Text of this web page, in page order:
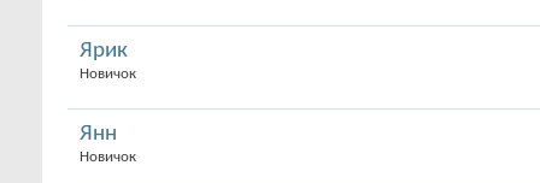
Ярик
Новичок
Янн
Новичок